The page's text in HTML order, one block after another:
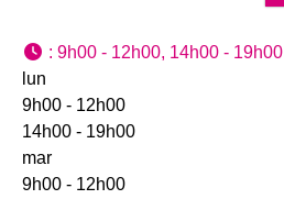
: 9h00 - 12h00, 14h00 - 19h00
lun
9h00 - 12h00
14h00 - 19h00
mar
9h00 - 12h00